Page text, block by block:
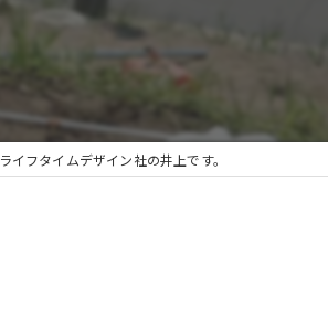
工務店
ライフタイムデザイン社の井上です。